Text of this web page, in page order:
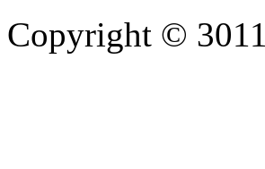
Copyright © 3011